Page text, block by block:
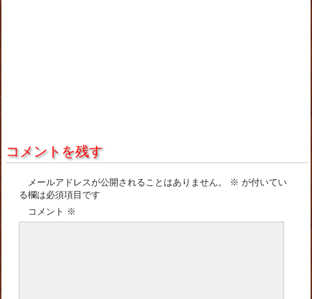
コメントを残す
メールアドレスが公開されることはありません。 ※ が付いてい
る欄は必須項目です
コメント ※